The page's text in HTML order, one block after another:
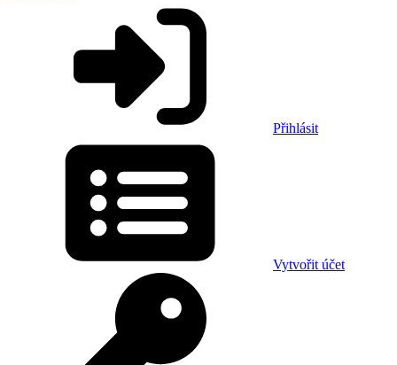
Přihlásit
Vytvořit účet